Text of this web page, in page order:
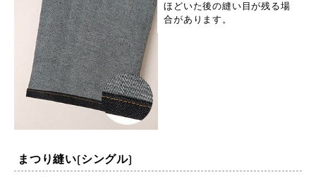
ほどいた後の縫い目が残る場
合があります。
まつり縫い(シングル)